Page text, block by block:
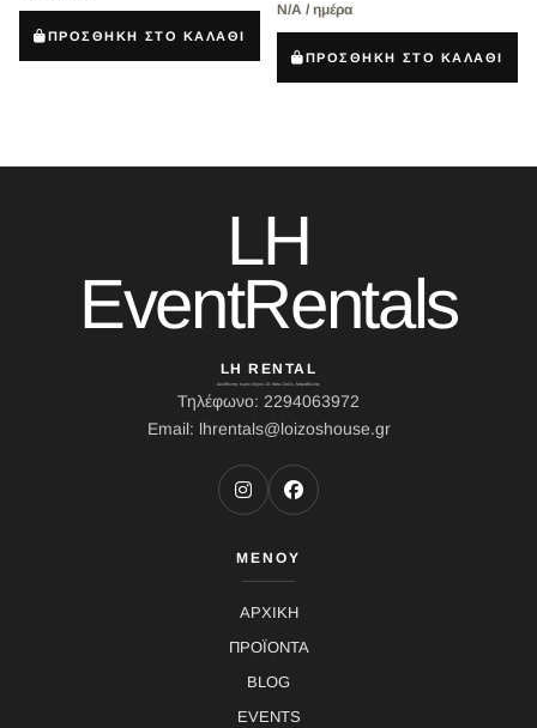
ΠΡΟΣΘΗΚΗ ΣΤΟ ΚΑΛΑΘΙ
Ν/Α / ημέρα
ΠΡΟΣΘΗΚΗ ΣΤΟ ΚΑΛΑΘΙ
LH
EventRentals
LH RENTAL
Διεύθυνση: Ιερού Λόχου 10, Κάτω Σούλι, Μαραθώνας
Τηλέφωνο: 2294063972
Email: lhrentals@loizoshouse.gr
ΜΕΝΟΥ
ΑΡΧΙΚΗ
ΠΡΟΪΟΝΤΑ
BLOG
EVENTS